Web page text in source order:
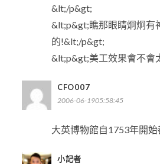
&lt;/p&gt;
&lt;p&gt;瞧那眼睛炯炯有
的!&lt;/p&gt;
&lt;p&gt;美工效果會不會
CFO007
2006-06-1905:58:45
大英博物館自1753年開
小記者